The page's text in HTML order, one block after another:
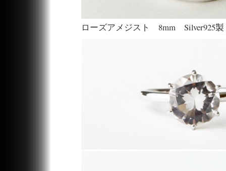
ローズアメジスト 8mm Silver925製